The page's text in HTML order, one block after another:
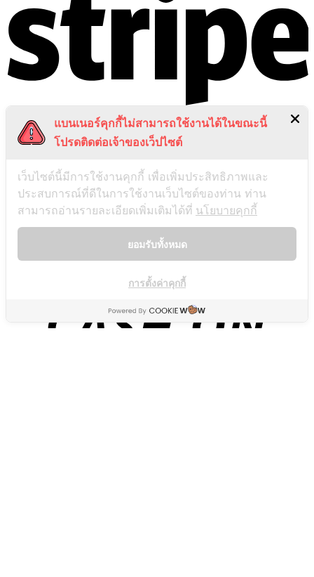
แบนเนอร์คุกกี้ไม่สามารถใช้งานได้ในขณะนี้
โปรดติดต่อเจ้าของเว็ปไซต์
เว็บไซต์นี้มีการใช้งานคุกกี้ เพื่อเพิ่มประสิทธิภาพและ
ประสบการณ์ที่ดีในการใช้งานเว็บไซต์ของท่าน ท่าน
สามารถอ่านรายละเอียดเพิ่มเติมได้ที่ นโยบายคุกกี้
ยอมรับทั้งหมด
การตั้งค่าคุกกี้